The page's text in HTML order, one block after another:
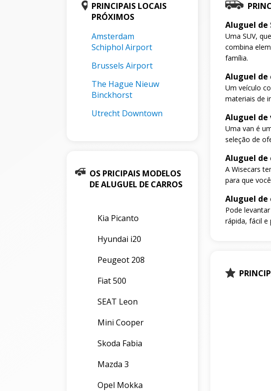
PRINCIPAIS LOCAIS
PRÓXIMOS
Amsterdam
Schiphol Airport
Brussels Airport
The Hague Nieuw
Binckhorst
Utrecht Downtown
OS PRICIPAIS MODELOS
DE ALUGUEL DE CARROS
Kia Picanto
Hyundai i20
Peugeot 208
Fiat 500
SEAT Leon
Mini Cooper
Skoda Fabia
Mazda 3
Opel Mokka
Aluguel de
Uma SUV,
combina
família.
Aluguel de
Um veículo
materiais de
Aluguel de
Uma van é
seleção de
Aluguel de
A Wisecars
para que
Aluguel de
Pode
rápida, fácil e